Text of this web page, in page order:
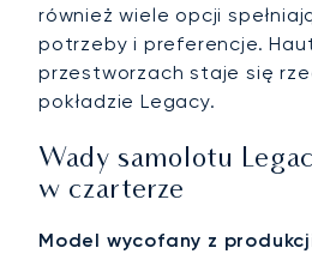
również wiele opcji
potrzeby i preferencje.
przestworzach staje się
pokładzie Legacy.
Wady samolotu
w czarterze
Model wycofany z